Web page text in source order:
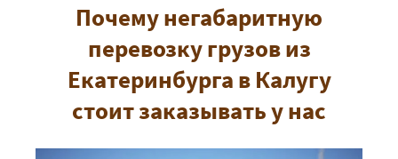
Почему негабаритную
перевозку грузов из
Екатеринбурга в Калугу
стоит заказывать у нас